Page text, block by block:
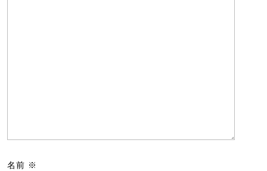
名前 ※